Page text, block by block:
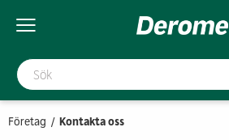
Företag Kontakta oss